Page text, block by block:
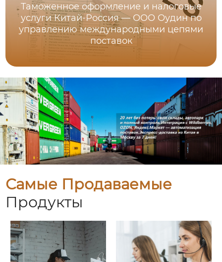
Таможенное оформление и налоговые
услуги Китай-Россия — ООО Оудин по
управлению международными цепями
поставок
Самые Продаваемые
Продукты